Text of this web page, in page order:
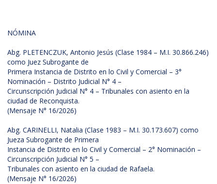
NÓMINA
Abg. PLETENCZUK, Antonio Jesús (Clase 1984 – M.I. 30.866.246)
como Juez Subrogante de
Primera Instancia de Distrito en lo Civil y Comercial – 3°
Nominación – Distrito Judicial N° 4 –
Circunscripción Judicial N° 4 – Tribunales con asiento en la
ciudad de Reconquista.
(Mensaje N° 16/2026)
Abg. CARINELLI, Natalia (Clase 1983 – M.I. 30.173.607) como
Jueza Subrogante de Primera
Instancia de Distrito en lo Civil y Comercial – 2° Nominación –
Circunscripción Judicial N° 5 –
Tribunales con asiento en la ciudad de Rafaela.
(Mensaje N° 16/2026)